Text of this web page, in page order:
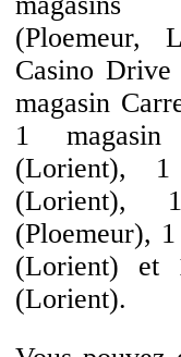
(Ploemeur,
Casino
magasin
1 magasin
(Lorient), 1
(Lorient),
(Ploemeur),
(Lorient) et
(Lorient).